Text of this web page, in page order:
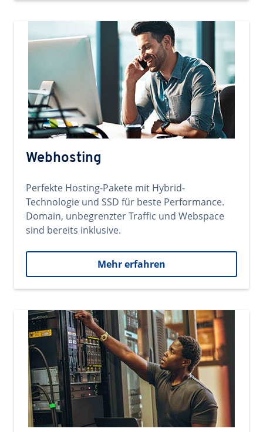
Webhosting
Perfekte Hosting-Pakete mit Hybrid-
Technologie und SSD für beste Performance.
Domain, unbegrenzter Traffic und Webspace
sind bereits inklusive.
Mehr erfahren